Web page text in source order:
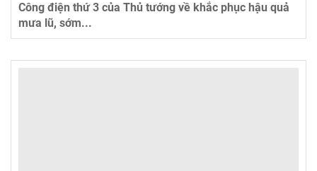
Công điện thứ 3 của Thủ tướng về khắc phục hậu quả
mưa lũ, sớm...